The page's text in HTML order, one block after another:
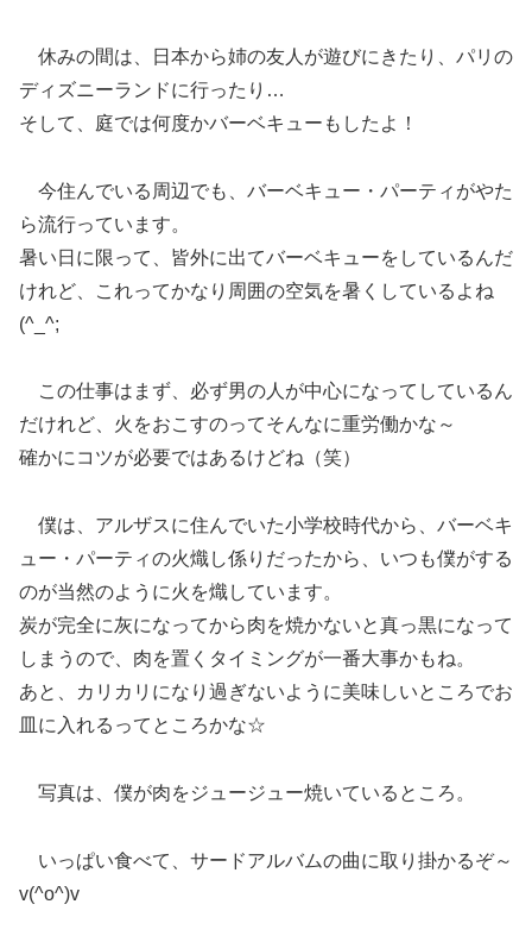
休みの間は、日本から姉の友人が遊びにきたり、パリの
ディズニーランドに行ったり…
そして、庭では何度かバーベキューもしたよ！
今住んでいる周辺でも、バーベキュー・パーティがやた
ら流行っています。
暑い日に限って、皆外に出てバーベキューをしているんだ
けれど、これってかなり周囲の空気を暑くしているよね
(^_^;
この仕事はまず、必ず男の人が中心になってしているん
だけれど、火をおこすのってそんなに重労働かな～
確かにコツが必要ではあるけどね（笑）
僕は、アルザスに住んでいた小学校時代から、バーベキ
ュー・パーティの火熾し係りだったから、いつも僕がする
のが当然のように火を熾しています。
炭が完全に灰になってから肉を焼かないと真っ黒になって
しまうので、肉を置くタイミングが一番大事かもね。
あと、カリカリになり過ぎないように美味しいところでお
皿に入れるってところかな☆
写真は、僕が肉をジュージュー焼いているところ。
いっぱい食べて、サードアルバムの曲に取り掛かるぞ～
v(^o^)v